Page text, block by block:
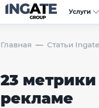
Услуги
Главная Статьи Ingate
23
рекламе